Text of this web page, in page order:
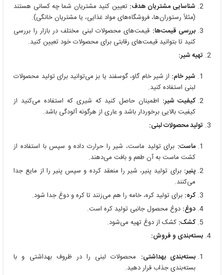
شناسایی مشتریان هدف: تعیین کنید مشتریان شما چه کسانی هستند
(مثلاً رستوران‌ها، فروشگاه‌های مواد غذایی، یا مشتریان خانگی).
بررسی قیمت‌ها: قیمت‌های محصولات لبنی مختلف در بازار را بررسی
کنید تا بتوانید قیمت‌های رقابتی برای محصولات خود تعیین کنید.
تهیه شیر:
شیر خام: از شیر خام گاو، گوسفند یا بز می‌توانید برای تولید محصولات
لبنی استفاده کنید.
کیفیت شیر: اطمینان حاصل کنید که شیری که استفاده می‌کنید از
کیفیت بالایی برخوردار باشد و عاری از هرگونه آلودگی باشد.
تولید محصولات لبنی:
ماست: برای تولید ماست، شیر را حرارت داده و سپس با استفاده از
کشت ماست به آن طعم و بافت می‌دهند.
پنیر: برای تولید پنیر، شیر را منعقد کرده و سپس پنیر را از مایع جدا
می‌کنند.
کره: برای تولید کره، خامه را هم می‌زنند تا کره و دوغ جدا شود.
دوغ: دوغ محصول جانبی تولید کره است.
کشک: کشک از دوغ تهیه می‌شود.
بسته‌بندی و فروش:
بسته‌بندی بهداشتی: محصولات لبنی را در ظروف بهداشتی و با
بسته‌بندی جذاب قرار دهید.